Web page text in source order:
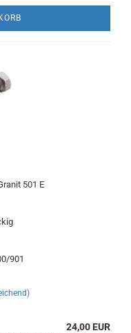
501 E
901
24,00 EUR